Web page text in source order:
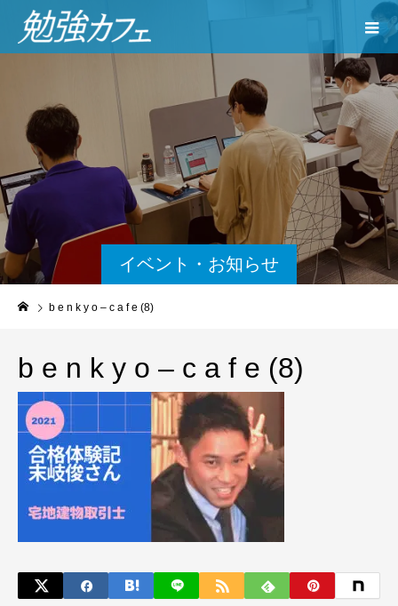
イベント・お知らせ
b e n k y o – c a f e (8)
b e n k y o – c a f e (8)